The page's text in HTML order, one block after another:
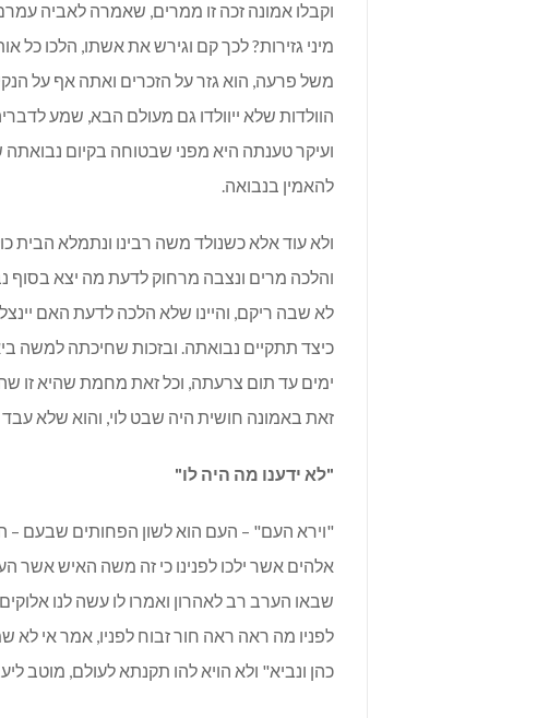
וקבלו אמונה זכה זו ממרים, שאמרה לאביה
מיני גזירות? לכך קם וגירש את אשתו, הלכו
משל פרעה, הוא גזר על הזכרים ואתה אף על
הוולדות שלא ייוולדו גם מעולם הבא, שמע
ועיקר טענתה היא מפני שבטוחה בקיום נבואתה
להאמין בנבואה.
ולא עוד אלא כשנולד משה רבינו ונתמלא הבית
והלכה מרים ונצבה מרחוק לדעת מה יצא בסוף
לא שבה ריקם, והיינו שלא הלכה לדעת האם
כיצד תתקיים נבואתה. ובזכות שחיכתה למשה
ימים עד תום צרעתה, וכל זאת מחמת שהיא זו
זאת באמונה חושית היה שבט לוי, והוא שלא עבד
"לא ידענו מה היה לו"
"וירא העם" – העם הוא לשון הפחותים שבעם –
אלהים אשר ילכו לפנינו כי זה משה האיש אשר
שבאו הערב רב לאהרון ואמרו לו עשה לנו
לפניו מה ראה ראה חור זבוח לפניו, אמר אי לא
כהן ונביא" ולא הויא להו תקנתא לעולם, מוטב